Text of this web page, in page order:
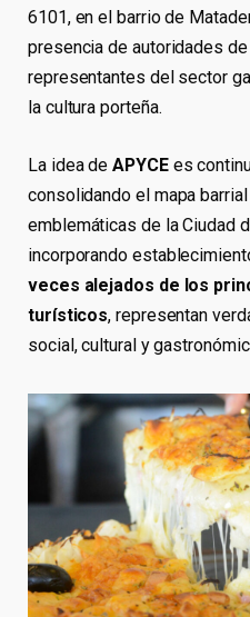
6101, en el barrio de
presencia de autoridades
representantes del sector
la cultura porteña.
La idea deAPYCEes
consolidando el mapa
emblemáticas de la Ciudad
incorporando
veces alejados de los
turísticos, representan
social, cultural y